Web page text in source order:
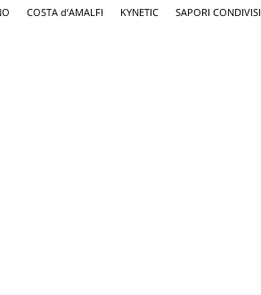
COSTA d’AMALFI KYNETIC SAPORI CONDIVISI